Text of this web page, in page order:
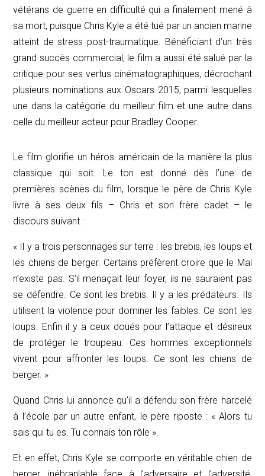
vétérans de guerre en difficulté qui a finalement mené à
sa mort, puisque Chris Kyle a été tué par un ancien marine
atteint de stress post-traumatique. Bénéficiant d’un très
grand succès commercial, le film a aussi été salué par la
critique pour ses vertus cinématographiques, décrochant
plusieurs nominations aux Oscars 2015, parmi lesquelles
une dans la catégorie du meilleur film et une autre dans
celle du meilleur acteur pour Bradley Cooper.
Le film glorifie un héros américain de la manière la plus
classique qui soit. Le ton est donné dès l’une de
premières scènes du film, lorsque le père de Chris Kyle
livre à ses deux fils – Chris et son frère cadet – le
discours suivant :
« Il y a trois personnages sur terre : les brebis, les loups et
les chiens de berger. Certains préfèrent croire que le Mal
n’existe pas. S’il menaçait leur foyer, ils ne sauraient pas
se défendre. Ce sont les brebis. Il y a les prédateurs. Ils
utilisent la violence pour dominer les faibles. Ce sont les
loups. Enfin il y a ceux doués pour l’attaque et désireux
de protéger le troupeau. Ces hommes exceptionnels
vivent pour affronter les loups. Ce sont les chiens de
berger. »
Quand Chris lui annonce qu’il a défendu son frère harcelé
à l’école par un autre enfant, le père riposte : « Alors tu
sais qui tu es. Tu connais ton rôle ».
Et en effet, Chris Kyle se comporte en véritable chien de